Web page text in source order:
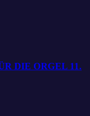
DIE ORGEL 11.